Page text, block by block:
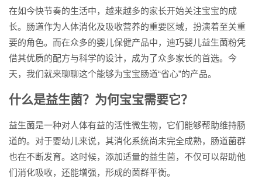
在如今快节奏的生活中，越来越多的家长开始关注宝宝的成
长。肠道作为人体消化及吸收营养的重要区域，扮演着至关重
要的角色。而在众多的婴儿保健产品中，迪巧婴儿益生菌粉凭
借其优质的配方与科学的设计，成为了众多家长的首选。今
天，我们就来聊聊这个能够为宝宝肠道“省心”的产品。
什么是益生菌？为何宝宝需要它？
益生菌是一种对人体有益的活性微生物，它们能够帮助维持肠
道的。对于婴幼儿来说，其消化系统尚未完全成熟，肠道菌群
也在不断发育。这时候，添加适量的益生菌，不仅可以帮助他
们消化吸收，还能增强，形成的菌群平衡。